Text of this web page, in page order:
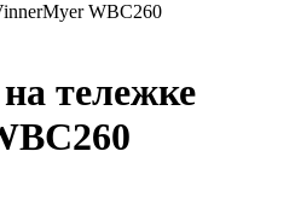
WBC260
тележке